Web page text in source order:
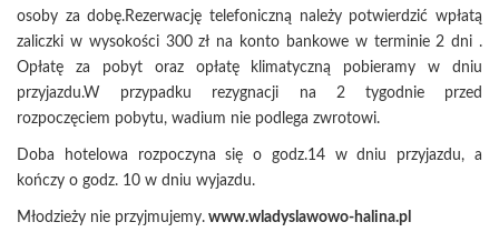
osoby za dobę.Rezerwację telefoniczną należy potwierdzić wpłatą
zaliczki w wysokości 300 zł na konto bankowe w terminie 2 dni .
Opłatę za pobyt oraz opłatę klimatyczną pobieramy w dniu
przyjazdu.W przypadku rezygnacji na 2 tygodnie przed
rozpoczęciem pobytu, wadium nie podlega zwrotowi.
Doba hotelowa rozpoczyna się o godz.14 w dniu przyjazdu, a
kończy o godz. 10 w dniu wyjazdu.
Młodzieży nie przyjmujemy. www.wladyslawowo-halina.pl